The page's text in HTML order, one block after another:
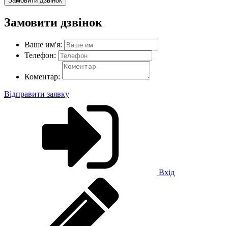
Замовити дзвінок
Ваше им'я:
Телефон:
Коментар:
Відправити заявку
Вхід